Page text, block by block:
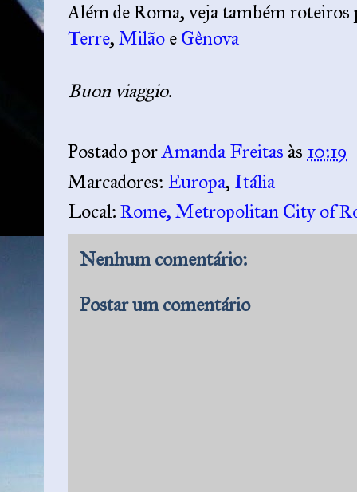
Além de Roma, veja também roteiros
Terre, Milão e Gênova
Buon viaggio.
Postado porAmanda Freitas às 10:19
Marcadores: Europa, Itália
Local: Rome, Metropolitan City of
Nenhum comentário:
Postar um comentário